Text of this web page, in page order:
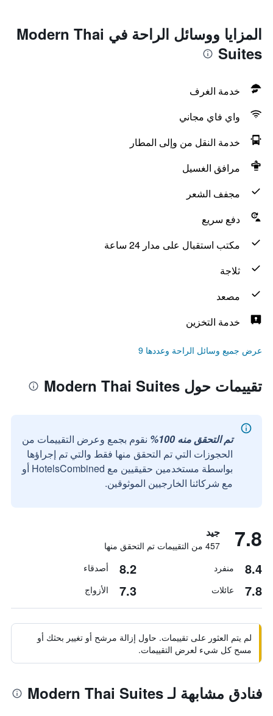
المزايا ووسائل الراحة في Modern Thai
Suites
خدمة الغرف
واي فاي مجاني
خدمة النقل من وإلى المطار
مرافق الغسيل
مجفف الشعر
دفع سريع
مكتب استقبال على مدار 24 ساعة
ثلاجة
مصعد
خدمة التخزين
عرض جميع وسائل الراحة وعددها 9
تقييمات حول Modern Thai Suites
تم التحقق منه 100%
نقوم بجمع وعرض التقييمات من
الحجوزات التي تم التحقق منها فقط والتي تم إجراؤها
بواسطة مستخدمين حقيقيين مع HotelsCombined أو
مع شركائنا الخارجيين الموثوقين.
7.8 جيد
457 من التقييمات تم التحقق منها
8.4 منفرد 8.2 أصدقاء
7.8 عائلات 7.3 الأزواج
لم يتم العثور على تقييمات. حاول إزالة مرشح أو تغيير بحثك أو
مسح كل شيء لعرض التقييمات.
فنادق مشابهة لـ Modern Thai Suites